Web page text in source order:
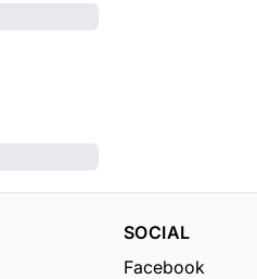
SOCIAL
Facebook